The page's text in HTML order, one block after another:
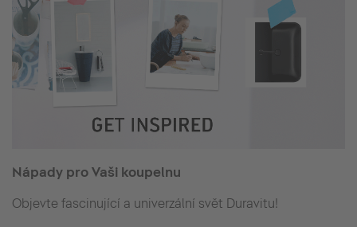
Nápady pro Vaši koupelnu
Objevte fascinující a univerzální svět Duravitu!